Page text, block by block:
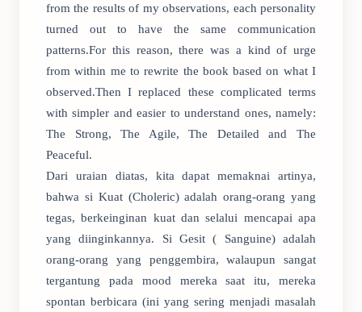
from the results of my observations, each personality
turned out to have the same communication
patterns.For this reason, there was a kind of urge
from within me to rewrite the book based on what I
observed.Then I replaced these complicated terms
with simpler and easier to understand ones, namely:
The Strong, The Agile, The Detailed and The
Peaceful.
Dari uraian diatas, kita dapat memaknai artinya,
bahwa si Kuat (Choleric) adalah orang-orang yang
tegas, berkeinginan kuat dan selalui mencapai apa
yang diinginkannya. Si Gesit ( Sanguine) adalah
orang-orang yang penggembira, walaupun sangat
tergantung pada mood mereka saat itu, mereka
spontan berbicara (ini yang sering menjadi masalah